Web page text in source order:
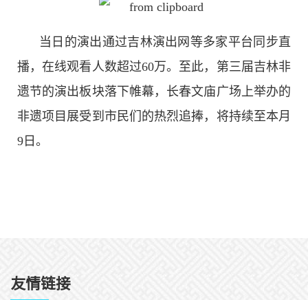
当日的演出通过吉林演出网等多家平台同步直
播，在线观看人数超过60万。至此，第三届吉林非
遗节的演出板块落下帷幕，长春文庙广场上举办的
非遗项目展受到市民们的热烈追捧，将持续至本月
9日。
友情链接